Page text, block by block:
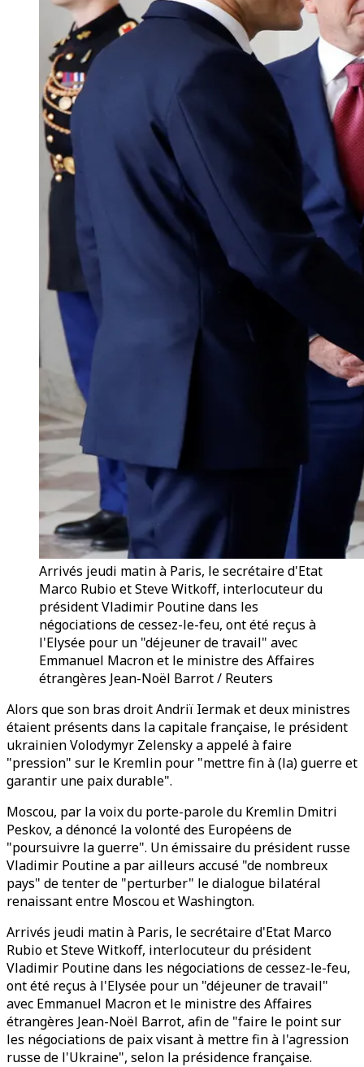
Arrivés jeudi matin à Paris, le secrétaire d'Etat
Marco Rubio et Steve Witkoff, interlocuteur du
président Vladimir Poutine dans les
négociations de cessez-le-feu, ont été reçus à
l'Elysée pour un "déjeuner de travail" avec
Emmanuel Macron et le ministre des Affaires
étrangères Jean-Noël Barrot / Reuters
Alors que son bras droit Andriï Iermak et deux ministres
étaient présents dans la capitale française, le président
ukrainien Volodymyr Zelensky a appelé à faire
"pression" sur le Kremlin pour "mettre fin à (la) guerre et
garantir une paix durable".
Moscou, par la voix du porte-parole du Kremlin Dmitri
Peskov, a dénoncé la volonté des Européens de
"poursuivre la guerre". Un émissaire du président russe
Vladimir Poutine a par ailleurs accusé "de nombreux
pays" de tenter de "perturber" le dialogue bilatéral
renaissant entre Moscou et Washington.
Arrivés jeudi matin à Paris, le secrétaire d'Etat Marco
Rubio et Steve Witkoff, interlocuteur du président
Vladimir Poutine dans les négociations de cessez-le-feu,
ont été reçus à l'Elysée pour un "déjeuner de travail"
avec Emmanuel Macron et le ministre des Affaires
étrangères Jean-Noël Barrot, afin de "faire le point sur
les négociations de paix visant à mettre fin à l'agression
russe de l'Ukraine", selon la présidence française.